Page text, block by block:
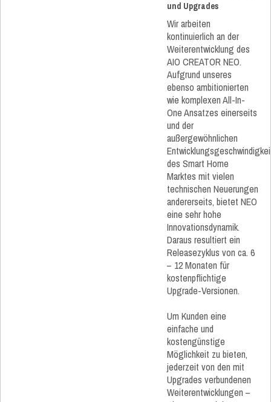
und Upgrades
Wir arbeiten
kontinuierlich an der
Weiterentwicklung des
AIO CREATOR NEO.
Aufgrund unseres
ebenso ambitionierten
wie komplexen All-In-
One Ansatzes einerseits
und der
außergewöhnlichen
des Smart Home
Marktes mit vielen
technischen Neuerungen
andererseits, bietet NEO
eine sehr hohe
Innovationsdynamik.
Daraus resultiert ein
Releasezyklus von ca. 6
– 12 Monaten für
kostenpflichtige
Upgrade-Versionen.
Um Kunden eine
einfache und
kostengünstige
Möglichkeit zu bieten,
jederzeit von den mit
Upgrades verbundenen
Weiterentwicklungen –